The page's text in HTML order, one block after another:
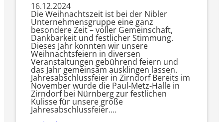
16.12.2024
Die Weihnachtszeit ist bei der Nibler
Unternehmensgruppe eine ganz
besondere Zeit – voller Gemeinschaft,
Dankbarkeit und festlicher Stimmung.
Dieses Jahr konnten wir unsere
Weihnachtsfeiern in diversen
Veranstaltungen gebührend feiern und
das Jahr gemeinsam ausklingen lassen.
Jahresabschlussfeier in Zirndorf Bereits im
November wurde die Paul-Metz-Halle in
Zirndorf bei Nürnberg zur festlichen
Kulisse für unsere große
Jahresabschlussfeier.…